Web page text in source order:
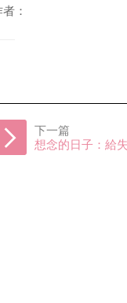
：
下一篇
想念的日子：給